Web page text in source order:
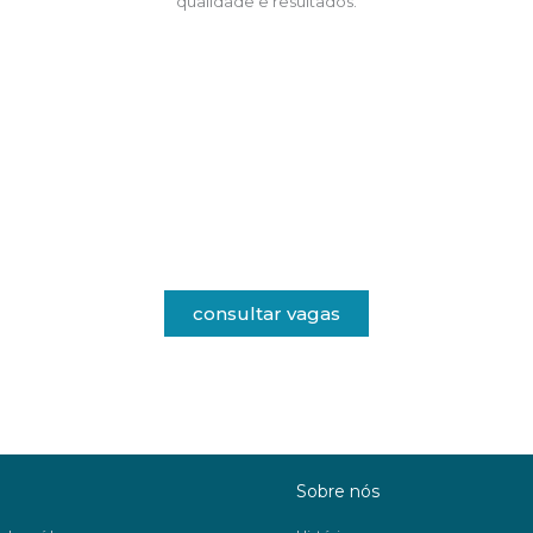
consultar vagas
Sobre nós